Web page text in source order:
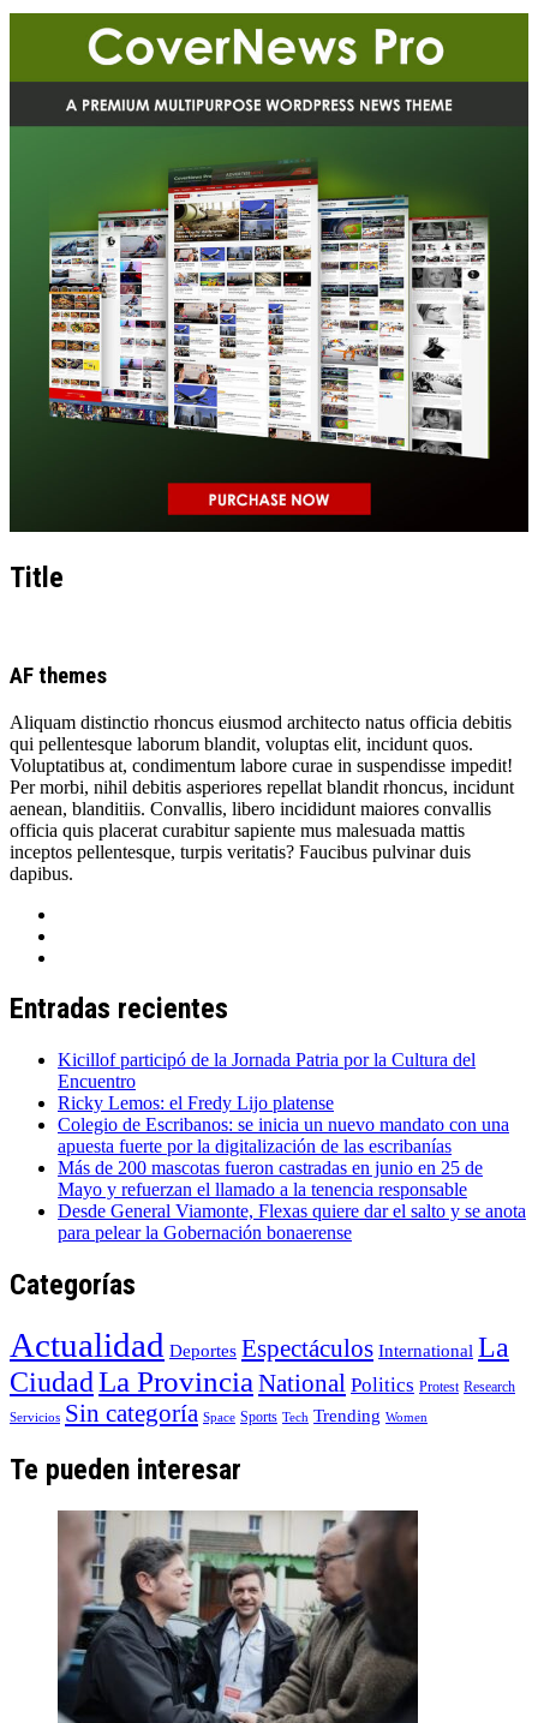
Title
AF themes
Aliquam distinctio rhoncus eiusmod architecto natus officia debitis
qui pellentesque laborum blandit, voluptas elit, incidunt quos.
Voluptatibus at, condimentum labore curae in suspendisse impedit!
Per morbi, nihil debitis asperiores repellat blandit rhoncus, incidunt
aenean, blanditiis. Convallis, libero incididunt maiores convallis
officia quis placerat curabitur sapiente mus malesuada mattis
inceptos pellentesque, turpis veritatis? Faucibus pulvinar duis
dapibus.
Entradas recientes
Kicillof participó de la Jornada Patria por la Cultura del
Encuentro
Ricky Lemos: el Fredy Lijo platense
Colegio de Escribanos: se inicia un nuevo mandato con una
apuesta fuerte por la digitalización de las escribanías
Más de 200 mascotas fueron castradas en junio en 25 de
Mayo y refuerzan el llamado a la tenencia responsable
Desde General Viamonte, Flexas quiere dar el salto y se anota
para pelear la Gobernación bonaerense
Categorías
Actualidad Deportes Espectáculos International La
Ciudad La Provincia National Politics Protest Research
Servicios Sin categoría Space Sports Tech Trending Women
Te pueden interesar